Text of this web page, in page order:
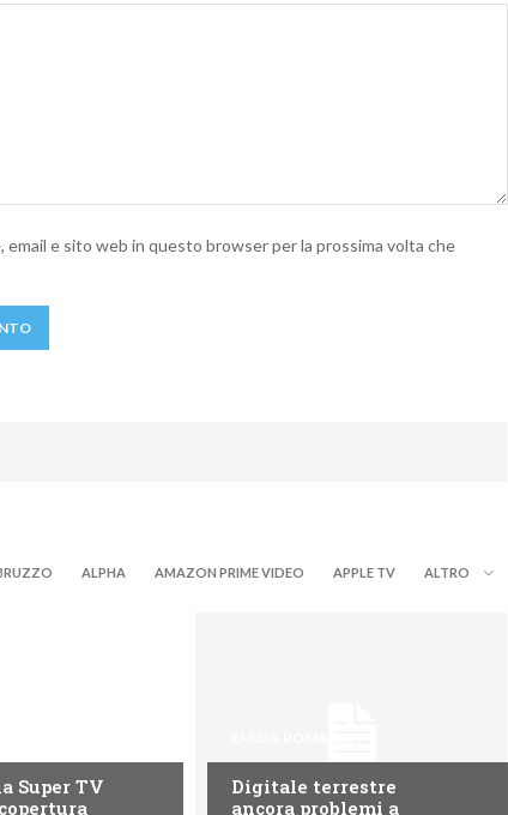
email e sito web in questo browser per la prossima volta che
ALPHA AMAZON PRIME VIDEO APPLE TV ALTRO
Super TV
Digitale terrestre
ancora problemi a